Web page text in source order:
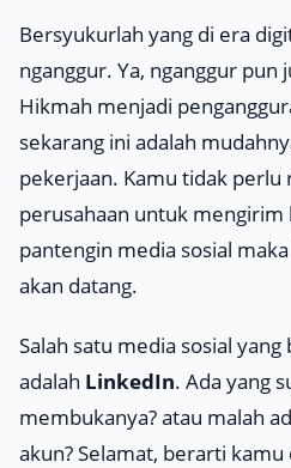
Bersyukurlah yang di era
nganggur. Ya, nganggur pun
Hikmah menjadi
sekarang ini adalah
pekerjaan. Kamu tidak perlu
perusahaan untuk mengirim
pantengin media sosial
akan datang.
Salah satu media sosial
adalah LinkedIn. Ada yang
membukanya? atau malah
akun? Selamat, berarti kamu